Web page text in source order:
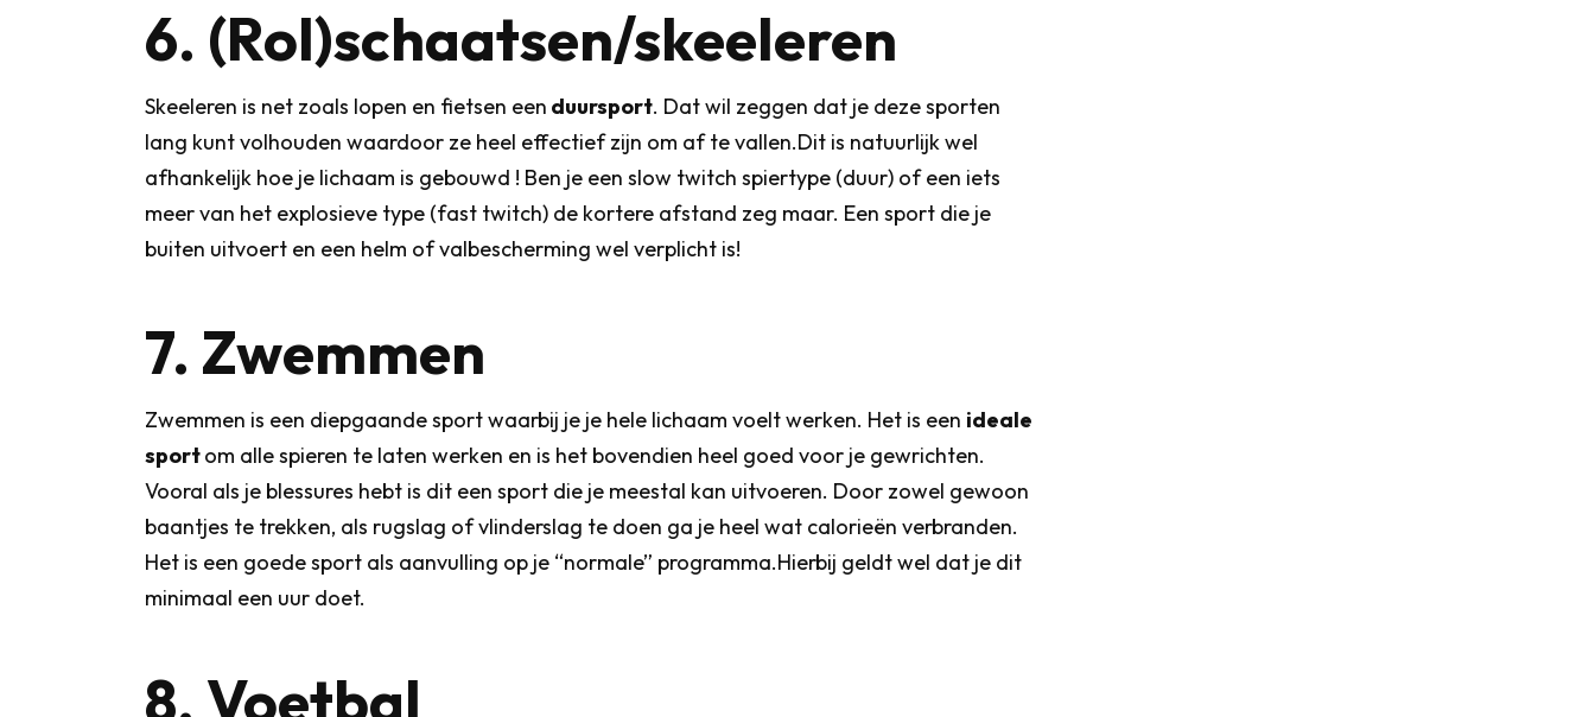
6. (Rol)schaatsen/skeeleren
Skeeleren is net zoals lopen en fietsen een duursport. Dat wil zeggen dat je deze sporten
lang kunt volhouden waardoor ze heel effectief zijn om af te vallen.Dit is natuurlijk wel
afhankelijk hoe je lichaam is gebouwd ! Ben je een slow twitch spiertype (duur) of een iets
meer van het explosieve type (fast twitch) de kortere afstand zeg maar. Een sport die je
buiten uitvoert en een helm of valbescherming wel verplicht is!
7. Zwemmen
Zwemmen is een diepgaande sport waarbij je je hele lichaam voelt werken. Het is een ideale
sportom alle spieren te laten werken en is het bovendien heel goed voor je gewrichten.
Vooral als je blessures hebt is dit een sport die je meestal kan uitvoeren. Door zowel gewoon
baantjes te trekken, als rugslag of vlinderslag te doen ga je heel wat calorieën verbranden.
Het is een goede sport als aanvulling op je “normale” programma.Hierbij geldt wel dat je dit
minimaal een uur doet.
8. Voetbal